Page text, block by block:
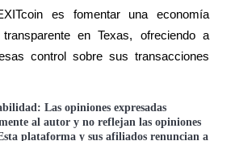
es fomentar una economía
en Texas, ofreciendo a
control sobre sus transacciones
Las opiniones expresadas
al autor y no reflejan las opiniones
plataforma y sus afiliados renuncian a